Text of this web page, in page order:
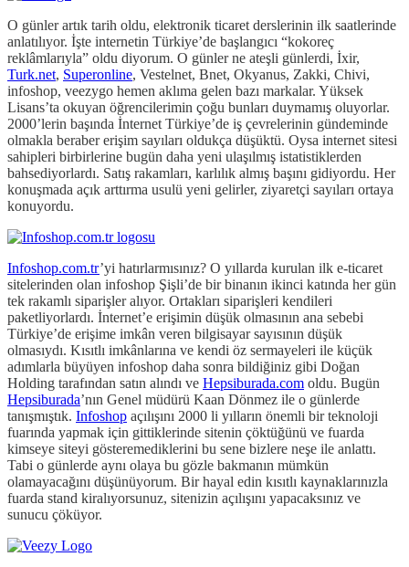
O günler artık tarih oldu, elektronik ticaret derslerinin ilk saatlerinde
anlatılıyor. İşte internetin Türkiye’de başlangıcı “kokoreç
reklâmlarıyla” oldu diyorum. O günler ne ateşli günlerdi, İxir,
Turk.net, Superonline, Vestelnet, Bnet, Okyanus, Zakki, Chivi,
infoshop, veezygo hemen aklıma gelen bazı markalar. Yüksek
Lisans’ta okuyan öğrencilerimin çoğu bunları duymamış oluyorlar.
2000’lerin başında İnternet Türkiye’de iş çevrelerinin gündeminde
olmakla beraber erişim sayıları oldukça düşüktü. Oysa internet sitesi
sahipleri birbirlerine bugün daha yeni ulaşılmış istatistiklerden
bahsediyorlardı. Satış rakamları, karlılık almış başını gidiyordu. Her
konuşmada açık arttırma usulü yeni gelirler, ziyaretçi sayıları ortaya
konuyordu.
Infoshop.com.tr’yi hatırlarmısınız? O yıllarda kurulan ilk e-ticaret
sitelerinden olan infoshop Şişli’de bir binanın ikinci katında her gün
tek rakamlı siparişler alıyor. Ortakları siparişleri kendileri
paketliyorlardı. İnternet’e erişimin düşük olmasının ana sebebi
Türkiye’de erişime imkân veren bilgisayar sayısının düşük
olmasıydı. Kısıtlı imkânlarına ve kendi öz sermayeleri ile küçük
adımlarla büyüyen infoshop daha sonra bildiğiniz gibi Doğan
Holding tarafından satın alındı ve Hepsiburada.com oldu. Bugün
Hepsiburada’nın Genel müdürü Kaan Dönmez ile o günlerde
tanışmıştık. Infoshop açılışını 2000 li yılların önemli bir teknoloji
fuarında yapmak için gittiklerinde sitenin çöktüğünü ve fuarda
kimseye siteyi gösteremediklerini bu sene bizlere neşe ile anlattı.
Tabi o günlerde aynı olaya bu gözle bakmanın mümkün
olamayacağını düşünüyorum. Bir hayal edin kısıtlı kaynaklarınızla
fuarda stand kiralıyorsunuz, sitenizin açılışını yapacaksınız ve
sunucu çöküyor.